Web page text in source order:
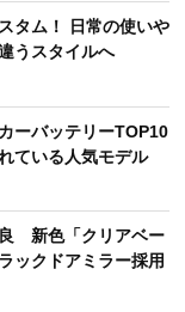
タム！ 日常の使いや
うスタイルへ
ーバッテリーTOP10
ている人気モデル
良 新色「クリアベー
ックドアミラー採用